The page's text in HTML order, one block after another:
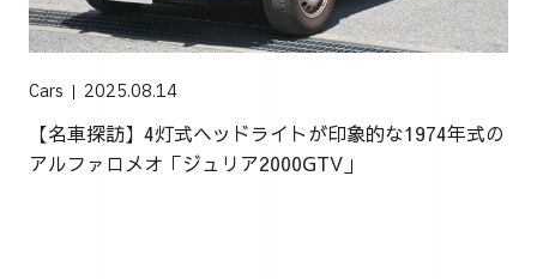
Cars 2025.08.14
【名車探訪】4灯式ヘッドライトが印象的な1974年式の
アルファロメオ「ジュリア2000GTV」